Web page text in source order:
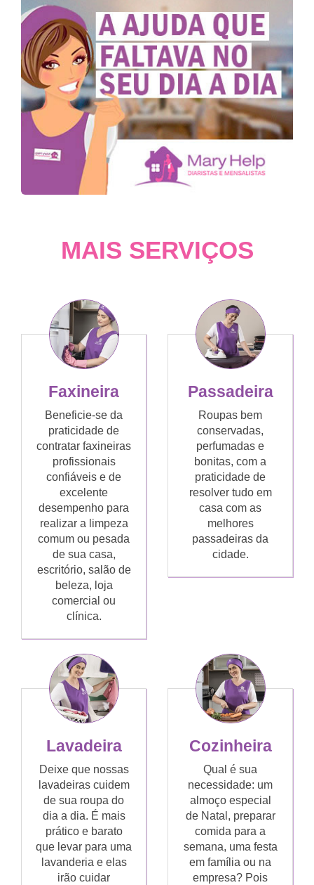
MAIS SERVIÇOS
Faxineira
Beneficie-se da
praticidade de
contratar faxineiras
profissionais
confiáveis e de
excelente
desempenho para
realizar a limpeza
comum ou pesada
de sua casa,
escritório, salão de
beleza, loja
comercial ou
clínica.
Passadeira
Roupas bem
conservadas,
perfumadas e
bonitas, com a
praticidade de
resolver tudo em
casa com as
melhores
passadeiras da
cidade.
Lavadeira
Deixe que nossas
lavadeiras cuidem
de sua roupa do
dia a dia. É mais
prático e barato
que levar para uma
lavanderia e elas
irão cuidar
Cozinheira
Qual é sua
necessidade: um
almoço especial
de Natal, preparar
comida para a
semana, uma festa
em família ou na
empresa? Pois